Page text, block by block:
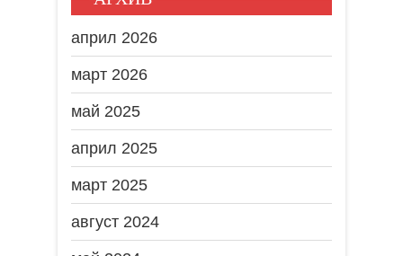
април 2026
март 2026
май 2025
април 2025
март 2025
август 2024